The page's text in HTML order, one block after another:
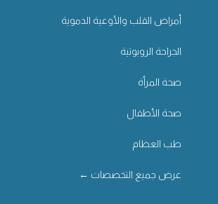
أمراض القلب والأوعية الدموية
الجراحة الروبوتية
صحة المرأة
صحة الأطفال
طب العظام
عرض جميع التخصصات ←